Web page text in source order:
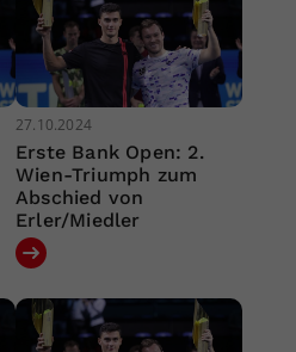
27.10.2024
Erste Bank Open: 2.
Wien-Triumph zum
Abschied von
Erler/Miedler